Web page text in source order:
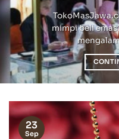
mimpi beli
23
Sep